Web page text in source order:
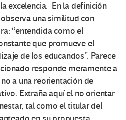
excelencia. En la definición
una similitud con
“entendida como el
que promueve el
de los educandos”. Parece
responde meramente a
a una reorientación de
Extraña aquí el no orientar
tal como el titular del